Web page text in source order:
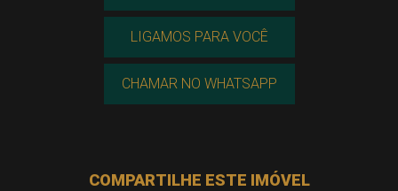
LIGAMOS PARA VOCÊ
CHAMAR NO WHATSAPP
COMPARTILHE ESTE IMÓVEL